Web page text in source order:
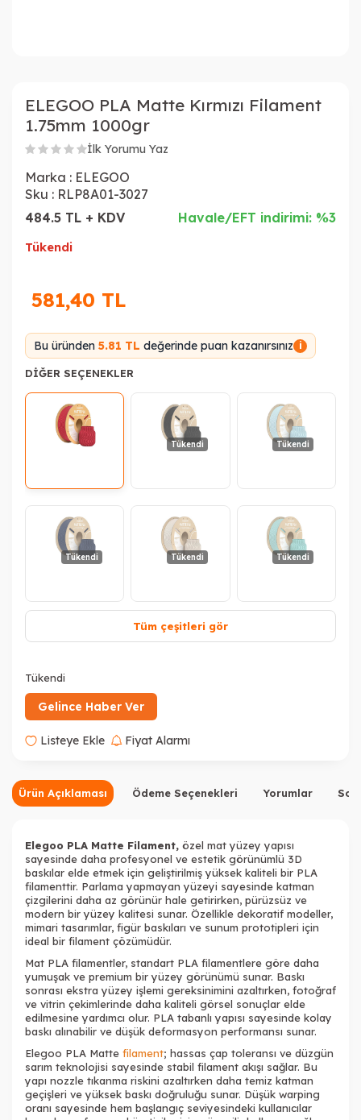
ELEGOO PLA Matte Kırmızı Filament
1.75mm 1000gr
İlk Yorumu Yaz
Marka : ELEGOO
Sku : RLP8A01-3027
484.5 TL + KDV
Havale/EFT indirimi: %3
Tükendi
581,40 TL
Bu üründen 5.81 TL değerinde puan kazanırsınız i
DIĞER SEÇENEKLER
Tükendi Tükendi
Tükendi Tükendi Tükendi
Tüm çeşitleri gör
Tükendi
Gelince Haber Ver
Listeye Ekle Fiyat Alarmı
Ürün Açıklaması Ödeme Seçenekleri Yorumlar
Elegoo PLA Matte Filament, özel mat yüzey yapısı
sayesinde daha profesyonel ve estetik görünümlü 3D
baskılar elde etmek için geliştirilmiş yüksek kaliteli bir PLA
filamenttir. Parlama yapmayan yüzeyi sayesinde katman
çizgilerini daha az görünür hale getirirken, pürüzsüz ve
modern bir yüzey kalitesi sunar. Özellikle dekoratif modeller,
mimari tasarımlar, figür baskıları ve sunum prototipleri için
ideal bir filament çözümüdür.
Mat PLA filamentler, standart PLA filamentlere göre daha
yumuşak ve premium bir yüzey görünümü sunar. Baskı
sonrası ekstra yüzey işlemi gereksinimini azaltırken, fotoğraf
ve vitrin çekimlerinde daha kaliteli görsel sonuçlar elde
edilmesine yardımcı olur. PLA tabanlı yapısı sayesinde kolay
baskı alınabilir ve düşük deformasyon performansı sunar.
Elegoo PLA Matte filament; hassas çap toleransı ve düzgün
sarım teknolojisi sayesinde stabil filament akışı sağlar. Bu
yapı nozzle tıkanma riskini azaltırken daha temiz katman
geçişleri ve yüksek baskı doğruluğu sunar. Düşük warping
oranı sayesinde hem başlangıç seviyesindeki kullanıcılar